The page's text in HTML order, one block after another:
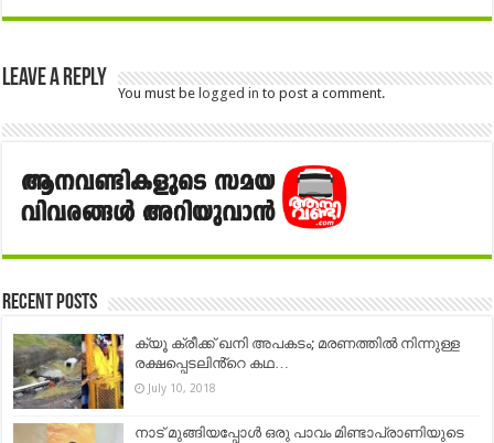
Leave a Reply
You must be logged in to post a comment.
Recent Posts
ക്യൂ ക്രീക്ക്‌ ഖനി അപകടം; മരണത്തിൽ നിന്നുള്ള
രക്ഷപ്പെടലിൻ്റെ കഥ…
July 10, 2018
നാട് മുങ്ങിയപ്പോൾ ഒരു പാവം മിണ്ടാപ്രാണിയുടെ